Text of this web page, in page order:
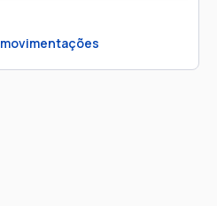
movimentações